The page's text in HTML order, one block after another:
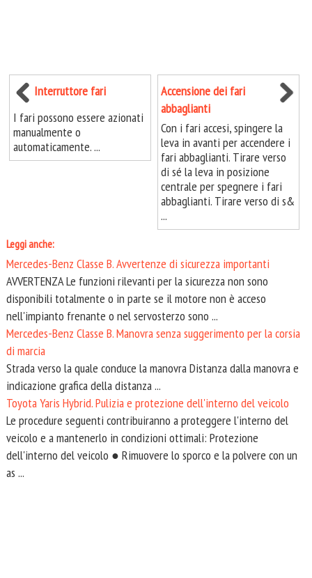
Interruttore fari
I fari possono essere azionati
manualmente o
automaticamente. ...
Accensione dei fari
abbaglianti
Con i fari accesi, spingere la
leva in avanti per accendere i
fari abbaglianti. Tirare verso
di sé la leva in posizione
centrale per spegnere i fari
abbaglianti. Tirare verso di s&
...
Leggi anche:
Mercedes-Benz Classe B. Avvertenze di sicurezza importanti
AVVERTENZA Le funzioni rilevanti per la sicurezza non sono
disponibili totalmente o in parte se il motore non è acceso
nell'impianto frenante o nel servosterzo sono ...
Mercedes-Benz Classe B. Manovra senza suggerimento per la corsia
di marcia
Strada verso la quale conduce la manovra Distanza dalla manovra e
indicazione grafica della distanza ...
Toyota Yaris Hybrid. Pulizia e protezione dell'interno del veicolo
Le procedure seguenti contribuiranno a proteggere l'interno del
veicolo e a mantenerlo in condizioni ottimali: Protezione
dell'interno del veicolo ● Rimuovere lo sporco e la polvere con un
as ...